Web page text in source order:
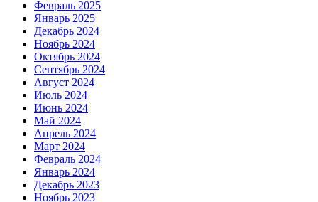
Февраль 2025
Январь 2025
Декабрь 2024
Ноябрь 2024
Октябрь 2024
Сентябрь 2024
Август 2024
Июль 2024
Июнь 2024
Май 2024
Апрель 2024
Март 2024
Февраль 2024
Январь 2024
Декабрь 2023
Ноябрь 2023